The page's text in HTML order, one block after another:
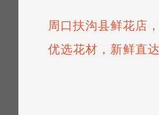
周口扶沟县鲜花店
优选花材，新鲜直达